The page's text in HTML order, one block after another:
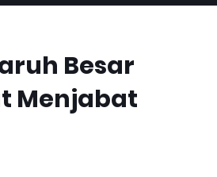
Besar
Menjabat